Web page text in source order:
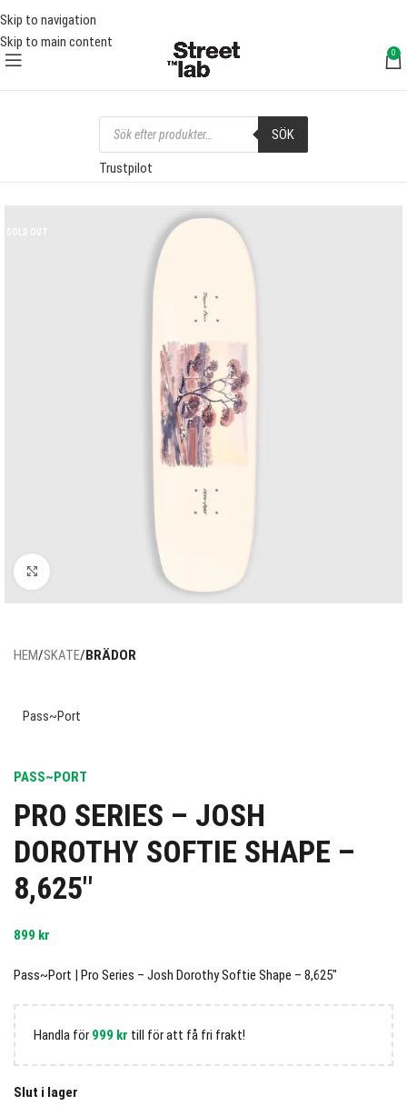
Skip to navigation
Skip to main content
0
SÖK
Trustpilot
HEM SKATE BRÄDOR
Pass~Port
PASS~PORT
PRO SERIES – JOSH
DOROTHY SOFTIE SHAPE –
8,625″
899 kr
Pass~Port | Pro Series – Josh Dorothy Softie Shape – 8,625″
Handla för 999 kr till för att få fri frakt!
Slut i lager